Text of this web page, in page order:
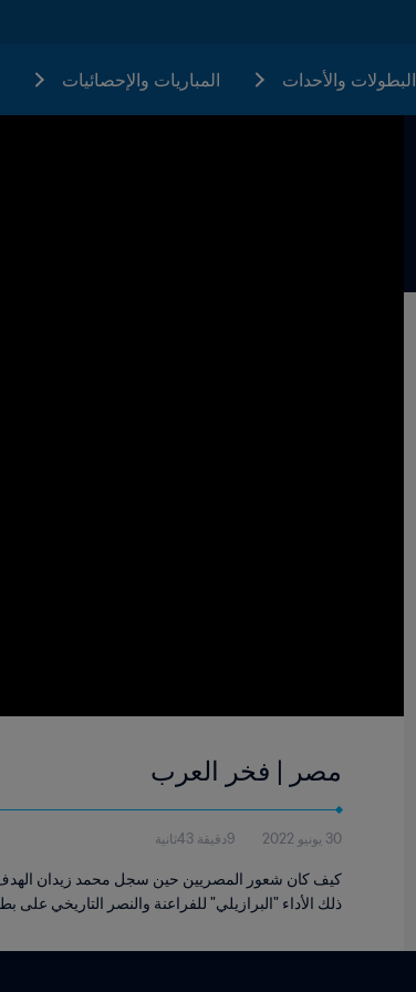
البطولات والأحدات المباريات والإحصائيات
مصر | فخر العرب
30 يونيو 2022 9دقيقة 43ثانية
ذلك الأداء "البرازيلي" للفراعنة والنصر التاريخي على